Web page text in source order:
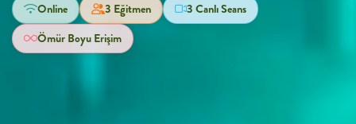
Online 3 Eğitmen
3 Canlı Seans
Ömür Boyu Erişim